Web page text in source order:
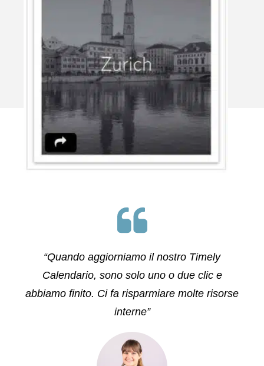
“Quando aggiorniamo il nostro Timely
Calendario, sono solo uno o due clic e
abbiamo finito. Ci fa risparmiare molte risorse
interne”